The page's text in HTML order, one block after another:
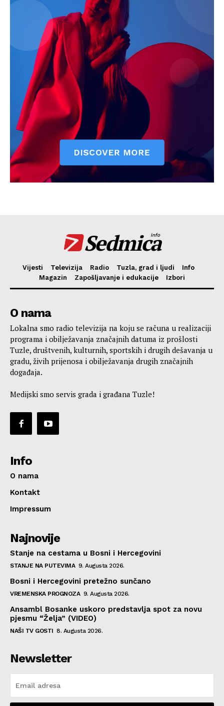
Sedmica
info
Vijesti Televizija Radio Tuzla, grad i ljudi
Info
Magazin
Zapošljavanje i edukacije Izbori
O nama
Lokalna smo radio televizija na koju se računa u realizaciji
programa i obilježavanja značajnih datuma iz prošlosti
Tuzle, društvenih, kulturnih, sportskih i drugih dešavanja u
gradu, živih prijenosa i obilježavanja drugih značajnih
događaja.
Medijski smo servis grada i građana Tuzle!
Info
O nama
Kontakt
Impressum
Najnovije
Stanje na cestama u Bosni i Hercegovini
STANJE NA PUTEVIMA 9. Augusta 2026.
Bosni i Hercegovini pretežno sunčano
VREMENSKA PROGNOZA 9. Augusta 2026.
Ansambl Bosanke uskoro predstavlja spot za novu
pjesmu “Želja” (VIDEO)
NAŠI TV GOSTI 8. Augusta 2026.
Newsletter